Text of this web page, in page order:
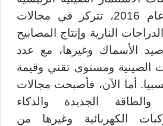
في المغرب في عام 2016، تتركز في مجالات
النارية وإنتاج المصابيح
الأسماك وغيرها، مع عدد
الصينية ومستوى تقني وقيمة
أما الآن، فأصبحت مجالات
والطاقة الجديدة والذكاء
الكهربائية وغيرها من